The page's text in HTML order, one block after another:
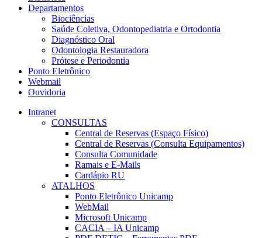
Departamentos
Biociências
Saúde Coletiva, Odontopediatria e Ortodontia
Diagnóstico Oral
Odontologia Restauradora
Prótese e Periodontia
Ponto Eletrônico
Webmail
Ouvidoria
Intranet
CONSULTAS
Central de Reservas (Espaço Físico)
Central de Reservas (Consulta Equipamentos)
Consulta Comunidade
Ramais e E-Mails
Cardápio RU
ATALHOS
Ponto Eletrônico Unicamp
WebMail
Microsoft Unicamp
CACIA – IA Unicamp